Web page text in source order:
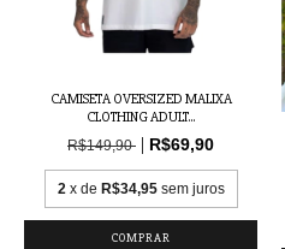
CAMISETA OVERSIZED MALIXA
CLOTHING ADULT...
R$149,90 R$69,90
2 x de R$34,95 sem juros
COMPRAR